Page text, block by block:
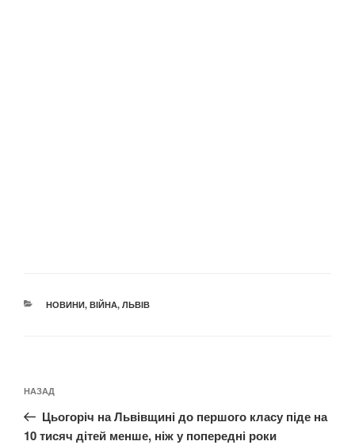
КАТЕГОРІЇ
НОВИНИ, ВІЙНА, ЛЬВІВ
записів
Попередній
запис:
НАЗАД
Цьогоріч на Львівщині до першого класу піде на
10 тисяч дітей менше, ніж у попередні роки